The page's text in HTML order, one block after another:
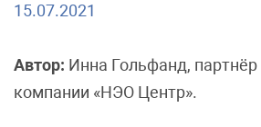
15.07.2021
Автор: Инна Гольфанд,
компании «НЭО Центр».